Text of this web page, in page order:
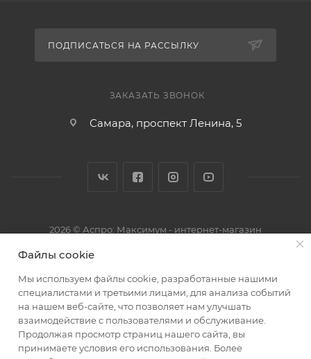
ПОДПИСАТЬСЯ НА РАССЫЛКУ
ЗАКАЗАТЬ ЗВОНОК
Самара, проспект Ленина, 5
2026 © Аспро: Максимум - интернет-магазин
Файлы cookie
Мы используем файлы cookie, разработанные нашими
специалистами и третьими лицами, для анализа событий
на нашем веб-сайте, что позволяет нам улучшать
взаимодействие с пользователями и обслуживание.
Продолжая просмотр страниц нашего сайта, вы
принимаете условия его использования. Более